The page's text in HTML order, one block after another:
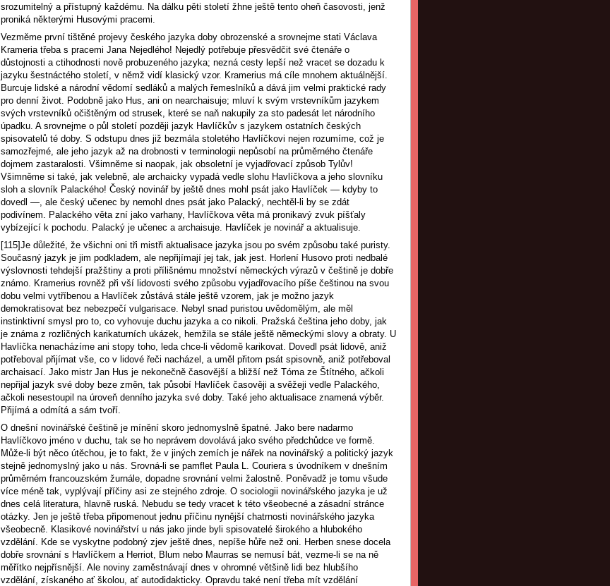
srozumitelný a přístupný každému. Na dálku pěti století žhne ještě tento oheň časovosti, jenž
proniká některými Husovými pracemi.
Vezměme první tištěné projevy českého jazyka doby obrozenské a srovnejme stati Václava
Krameria třeba s pracemi Jana Nejedlého! Nejedlý potřebuje přesvědčit své čtenáře o
důstojnosti a ctihodnosti nově probuzeného jazyka; nezná cesty lepší než vracet se dozadu k
jazyku šestnáctého století, v němž vidí klasický vzor. Kramerius má cíle mnohem aktuálnější.
Burcuje lidské a národní vědomí sedláků a malých řemeslníků a dává jim velmi praktické rady
pro denní život. Podobně jako Hus, ani on nearchaisuje; mluví k svým vrstevníkům jazykem
svých vrstevníků očištěným od strusek, které se naň nakupily za sto padesát let národního
úpadku. A srovnejme o půl století později jazyk Havlíčkův s jazykem ostatních českých
spisovatelů té doby. S odstupu dnes již bezmála stoletého Havlíčkovi nejen rozumíme, což je
samozřejmé, ale jeho jazyk až na drobnosti v terminologii nepůsobí na průměrného čtenáře
dojmem zastaralosti. Všimněme si naopak, jak obsoletní je vyjadřovací způsob Tylův!
Všimněme si také, jak velebně, ale archaicky vypadá vedle slohu Havlíčkova a jeho slovníku
sloh a slovník Palackého! Český novinář by ještě dnes mohl psát jako Havlíček — kdyby to
dovedl —, ale český učenec by nemohl dnes psát jako Palacký, nechtěl-li by se zdát
podivínem. Palackého věta zní jako varhany, Havlíčkova věta má pronikavý zvuk píšťaly
vybízející k pochodu. Palacký je učenec a archaisuje. Havlíček je novinář a aktualisuje.
[115]Je důležité, že všichni oni tři mistři aktualisace jazyka jsou po svém způsobu také puristy.
Současný jazyk je jim podkladem, ale nepřijímají jej tak, jak jest. Horlení Husovo proti nedbalé
výslovnosti tehdejší pražštiny a proti přílišnému množství německých výrazů v češtině je dobře
známo. Kramerius rovněž při vší lidovosti svého způsobu vyjadřovacího píše češtinou na svou
dobu velmi vytříbenou a Havlíček zůstává stále ještě vzorem, jak je možno jazyk
demokratisovat bez nebezpečí vulgarisace. Nebyl snad puristou uvědomělým, ale měl
instinktivní smysl pro to, co vyhovuje duchu jazyka a co nikoli. Pražská čeština jeho doby, jak
je známa z rozličných karikaturních ukázek, hemžila se stále ještě německými slovy a obraty. U
Havlíčka nenacházíme ani stopy toho, leda chce-li vědomě karikovat. Dovedl psát lidově, aniž
potřeboval přijímat vše, co v lidové řeči nacházel, a uměl přitom psát spisovně, aniž potřeboval
archaisací. Jako mistr Jan Hus je nekonečně časovější a bližší než Tóma ze Štítného, ačkoli
nepřijal jazyk své doby beze změn, tak působí Havlíček časověji a svěžeji vedle Palackého,
ačkoli nesestoupil na úroveň denního jazyka své doby. Také jeho aktualisace znamená výběr.
Přijímá a odmítá a sám tvoří.
O dnešní novinářské češtině je mínění skoro jednomyslně špatné. Jako bere nadarmo
Havlíčkovo jméno v duchu, tak se ho neprávem dovolává jako svého předchůdce ve formě.
Může-li být něco útěchou, je to fakt, že v jiných zemích je nářek na novinářský a politický jazyk
stejně jednomyslný jako u nás. Srovná-li se pamflet Paula L. Couriera s úvodníkem v dnešním
průměrném francouzském žurnále, dopadne srovnání velmi žalostně. Poněvadž je tomu všude
více méně tak, vyplývají příčiny asi ze stejného zdroje. O sociologii novinářského jazyka je už
dnes celá literatura, hlavně ruská. Nebudu se tedy vracet k této všeobecné a zásadní stránce
otázky. Jen je ještě třeba připomenout jednu příčinu nynější chatrnosti novinářského jazyka
všeobecně. Klasikové novinářství u nás jako jinde byli spisovatelé širokého a hlubokého
vzdělání. Kde se vyskytne podobný zjev ještě dnes, nepíše hůře než oni. Herben snese docela
dobře srovnání s Havlíčkem a Herriot, Blum nebo Maurras se nemusí bát, vezme-li se na ně
měřítko nejpřísnější. Ale noviny zaměstnávají dnes v ohromné většině lidi bez hlubšího
vzdělání, získaného ať školou, ať autodidakticky. Opravdu také není třeba mít vzdělání